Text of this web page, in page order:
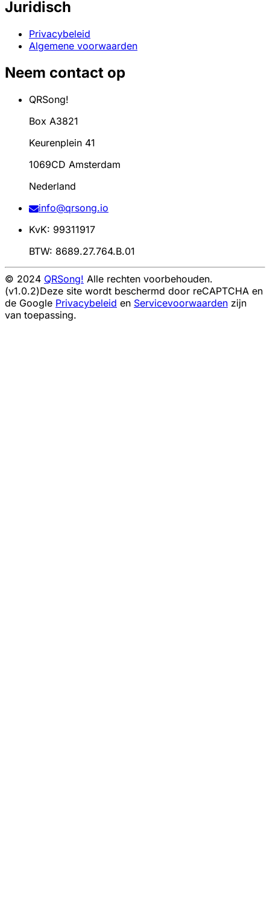
Juridisch
Privacybeleid
Algemene voorwaarden
Neem contact op
QRSong!
Box A3821
Keurenplein 41
1069CD Amsterdam
Nederland
info@qrsong.io
KvK: 99311917
BTW: 8689.27.764.B.01
© 2024 QRSong! Alle rechten voorbehouden.
(v1.0.2)Deze site wordt beschermd door reCAPTCHA en
de Google Privacybeleid en Servicevoorwaarden zijn
van toepassing.